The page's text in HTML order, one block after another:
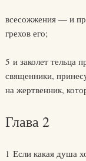
всесожжения — и
грехов его;
5 и заколет тельца
священники,
на жертвенник,
Глава 2
1 Если какая душа